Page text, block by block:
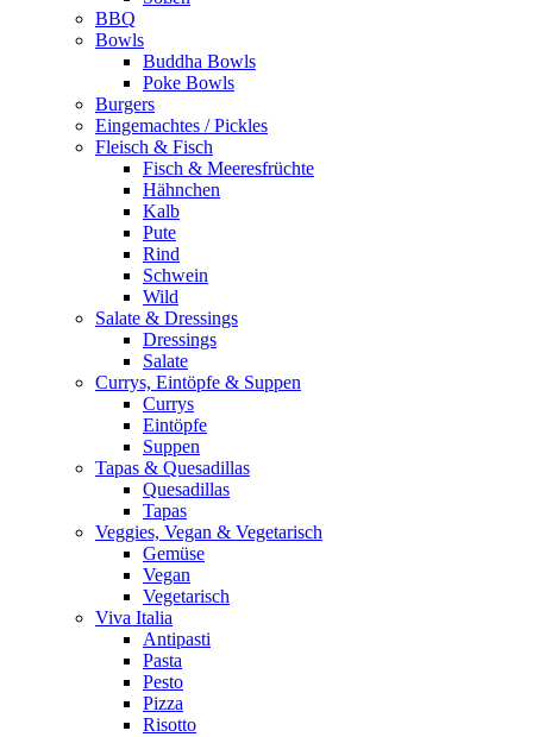
BBQ
Bowls
Buddha Bowls
Poke Bowls
Burgers
Eingemachtes / Pickles
Fleisch & Fisch
Fisch & Meeresfrüchte
Hähnchen
Kalb
Pute
Rind
Schwein
Wild
Salate & Dressings
Dressings
Salate
Currys, Eintöpfe & Suppen
Currys
Eintöpfe
Suppen
Tapas & Quesadillas
Quesadillas
Tapas
Veggies, Vegan & Vegetarisch
Gemüse
Vegan
Vegetarisch
Viva Italia
Antipasti
Pasta
Pesto
Pizza
Risotto